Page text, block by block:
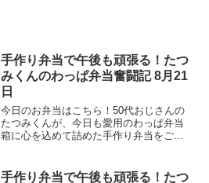
手作り弁当で午後も頑張る！たつ
みくんのわっぱ弁当奮闘記 8月21
日
今日のお弁当はこちら！50代おじさんの
たつみくんが、今日も愛用のわっぱ弁当
箱に心を込めて詰めた手作り弁当をご紹
仕事も頑張れそうです。本日のおかず一
手作り弁当で午後も頑張る！たつ